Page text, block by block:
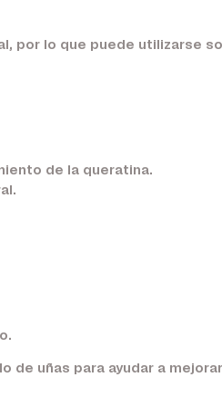
por lo que puede utilizarse
de la queratina.
uñas para ayudar a